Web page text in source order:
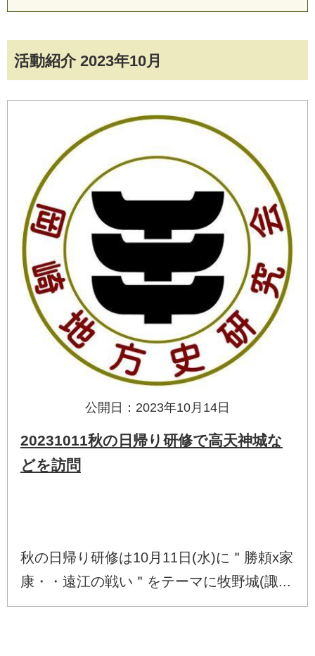
活動紹介 2023年10月
公開日：2023年10月14日
20231011秋の日帰り研修で高天神城な
どを訪問
秋の日帰り研修は10月11日(水)に＂勝頼x家
康・・遠江の戦い＂をテーマに牧野城(諏...